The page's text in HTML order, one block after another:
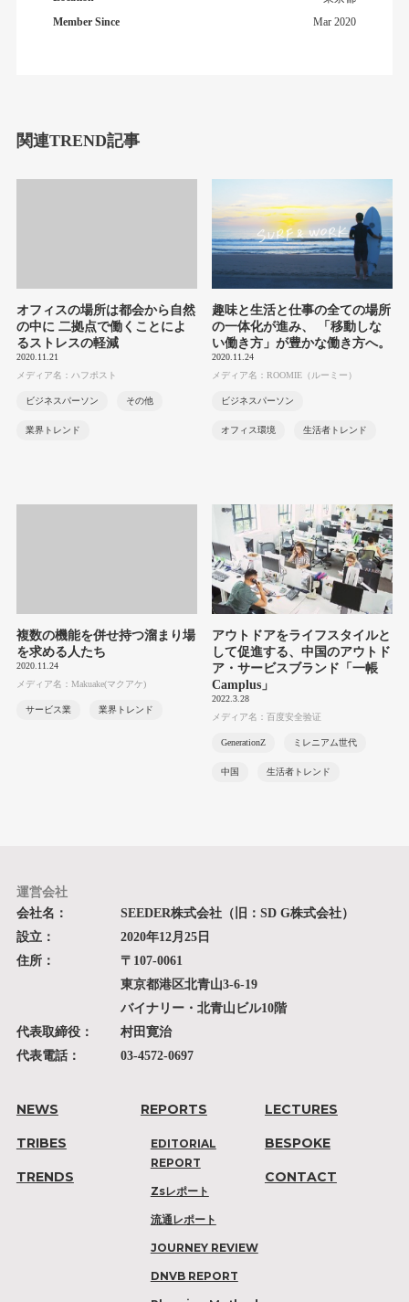
Member Since
Mar 2020
関連TREND記事
オフィスの場所は都会から自然
の中に 二拠点で働くことによ
るストレスの軽減
2020.11.21
メディア名：ハフポスト
ビジネスパーソン その他
業界トレンド
趣味と生活と仕事の全ての場所
の一体化が進み、 「移動しな
い働き方」が豊かな働き方へ。
2020.11.24
メディア名：ROOMIE（ルーミー）
ビジネスパーソン
オフィス環境 生活者トレンド
複数の機能を併せ持つ溜まり場
を求める人たち
2020.11.24
メディア名：Makuake(マクアケ)
サービス業 業界トレンド
アウトドアをライフスタイルと
して促進する、中国のアウトド
ア・サービスブランド「一帳
Camplus」
2022.3.28
メディア名：百度安全验证
GenerationZ ミレニアム世代
中国 生活者トレンド
運営会社
会社名：
SEEDER株式会社（旧：SD G株式会社）
設立：
2020年12月25日
住所：
〒107-0061
東京都港区北青山3-6-19
バイナリー・北青山ビル10階
代表取締役：
村田寛治
代表電話：
03-4572-0697
NEWS
TRIBES
TRENDS
REPORTS
EDITORIAL
REPORT
Zsレポート
流通レポート
JOURNEY REVIEW
DNVB REPORT
LECTURES
BESPOKE
CONTACT